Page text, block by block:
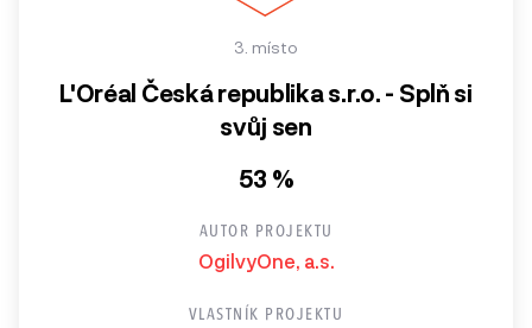
3. místo
L'Oréal Česká republika s.r.o. - Splň si
svůj sen
53 %
AUTOR PROJEKTU
OgilvyOne, a.s.
VLASTNÍK PROJEKTU